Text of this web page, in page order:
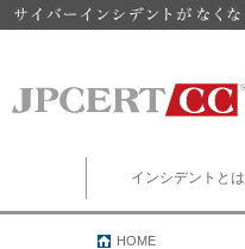
インシデントとは
HOME